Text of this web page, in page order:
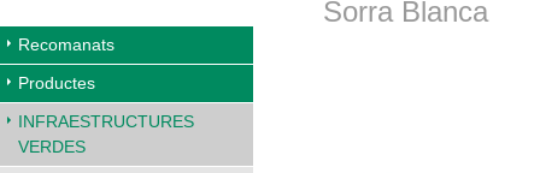
Sorra Blanca
Recomanats
Productes
INFRAESTRUCTURES
VERDES